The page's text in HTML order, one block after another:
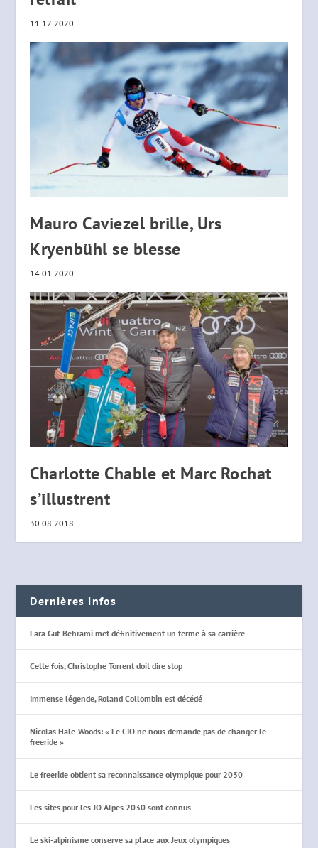
11.12.2020
Mauro Caviezel brille, Urs
Kryenbühl se blesse
14.01.2020
Charlotte Chable et Marc Rochat
s’illustrent
30.08.2018
Dernières infos
Lara Gut-Behrami met définitivement un terme à sa carrière
Cette fois, Christophe Torrent doit dire stop
Immense légende, Roland Collombin est décédé
Nicolas Hale-Woods: « Le CIO ne nous demande pas de changer le
freeride »
Le freeride obtient sa reconnaissance olympique pour 2030
Les sites pour les JO Alpes 2030 sont connus
Le ski-alpinisme conserve sa place aux Jeux olympiques